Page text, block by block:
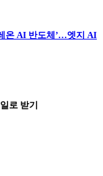
온 AI 반도체’…엣지 AI
로 받기